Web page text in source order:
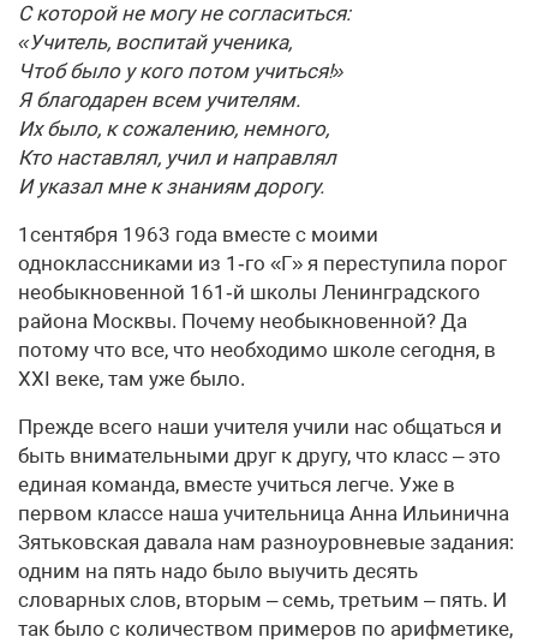
С которой не могу не согласиться:
«Учитель, воспитай ученика,
Чтоб было у кого потом учиться!»
Я благодарен всем учителям.
Их было, к сожалению, немного,
Кто наставлял, учил и направлял
И указал мне к знаниям дорогу.
1сентября 1963 года вместе с моими
одноклассниками из 1‑го «Г» я переступила порог
необыкновенной 161‑й школы Ленинградского
района Москвы. Почему необыкновенной? Да
потому что все, что необходимо школе сегодня, в
XXI веке, там уже было.
Прежде всего наши учителя учили нас общаться и
быть внимательными друг к другу, что класс – это
единая команда, вместе учиться легче. Уже в
первом классе наша учительница Анна Ильинична
Зятьковская давала нам разноуровневые задания:
одним на пять надо было выучить десять
словарных слов, вторым – семь, третьим – пять. И
так было с количеством примеров по арифметике,